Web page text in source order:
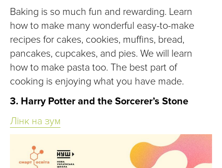
Baking is so much fun and rewarding. Learn
how to make many wonderful easy-to-make
recipes for cakes, cookies, muffins, bread,
pancakes, cupcakes, and pies. We will learn
how to make pasta too. The best part of
cooking is enjoying what you have made.
3. Harry Potter and the Sorcerer’s Stone
Лінк на зум